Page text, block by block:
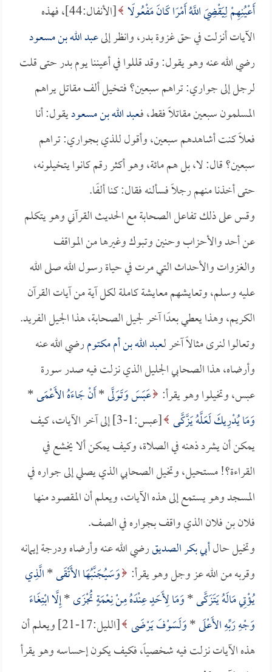
أَعْيُنِهِمْ لِيَقْضِيَ اللَّهُ أَمْرًا كَانَ مَفْعُولًا
[الأنفال:44]، فهذه
الآيات أنزلت في حق غزوة بدر، وانظر إلىعبد الله بن مسعود
رضي الله عنه وهو يقول: وقد قللوا في أعيننا يوم بدر حتى قلت
لرجل إلى جواري: تراهم سبعين؟ فتخيل ألف مقاتل يراهم
المسلمون سبعين مقاتلاً فقط، فـعبد الله بن مسعوديقول: أنا
فعلاً كنت أشاهدهم سبعين، وأقول للذي بجواري: تراهم
سبعين؟ قال: لا، بل هم مائة، وهو أكثر رقم كانوا يتخيلونه،
حتى أخذنا منهم رجلاً فسألنه فقال: كنا ألفًا.
وقس على ذلك تفاعل الصحابة مع الحديث القرآني وهو يتكلم
عن أحد والأحزاب وحنين وتبوك وغيرها من المواقف
والغزوات والأحداث التي مرت في حياة رسول الله صلى الله
عليه وسلم، وتعايشهم معايشة كاملة لكل آية من آيات القرآن
الكريم، وهذا يعطي بعدًا آخر لجيل الصحابة، هذا الجيل الفريد.
وتعالوا لنرى مثالاً آخر لـعبد الله بن أم مكتومرضي الله عنه
وأرضاه، هذا الصحابي الجليل الذي نزلت فيه صدر سورة
عبس، وتخيلوا وهو يقرأ: عَبَسَ وَتَوَلَّى*أَنْ جَاءَهُ الأَعْمَى*
وَمَا يُدْرِيكَ لَعَلَّهُ يَزَّكَّى
[عبس:1-3] إلى آخر الآيات، كيف
يمكن أن يشرد ذهنه في الصلاة، وكيف يمكن ألا يخشع في
القراءة؟! مستحيل، وتخيل الصحابي الذي يصلي إلى جواره في
المسجد وهو يستمع إلى هذه الآيات، ويعلم أن المقصود منها
فلان بن فلان الذي واقف بجواره في الصف.
وتخيل حالأبي بكر الصديقرضي الله عنه وأرضاه ودرجة إيمانه
وقربه من الله عز وجل وهو يقرأ: وَسَيُجَنَّبُهَا الأَتْقَى*الَّذِي
يُؤْتِي مَالَهُ يَتَزَكَّى*وَمَا لِأَحَدٍ عِنْدَهُ مِنْ نِعْمَةٍ تُجْزَى*إِلَّا ابْتِغَاءَ
وَجْهِ رَبِّهِ الأَعْلَى*وَلَسَوْفَ يَرْضَى
[الليل:17-21] ويعلم أن
هذه الآيات نزلت فيه شخصياً، فكيف يكون إحساسه وهو يقرأ